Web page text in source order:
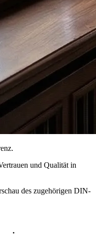
und Qualität in
des zugehörigen DIN-